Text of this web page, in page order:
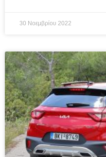
30 Νοεμβρίου 2022